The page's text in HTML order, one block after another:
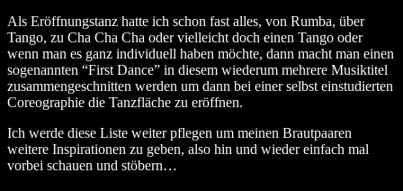
Als Eröffnungstanz hatte ich schon fast alles, von Rumba, über
Tango, zu Cha Cha Cha oder vielleicht doch einen Tango oder
wenn man es ganz individuell haben möchte, dann macht man einen
sogenannten “First Dance” in diesem wiederum mehrere Musiktitel
zusammengeschnitten werden um dann bei einer selbst einstudierten
Coreographie die Tanzfläche zu eröffnen.
Ich werde diese Liste weiter pflegen um meinen Brautpaaren
weitere Inspirationen zu geben, also hin und wieder einfach mal
vorbei schauen und stöbern…